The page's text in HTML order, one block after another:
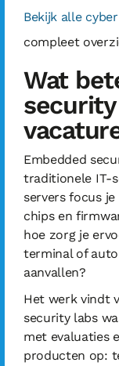
Bekijk alle
compleet
Wat
Embedded
traditionele IT-
servers focus
chips en
hoe zorg je
terminal of
aanvallen?
Het werk vindt
security labs
met evaluaties
producten op: